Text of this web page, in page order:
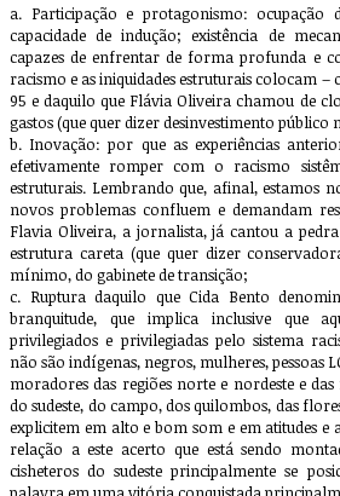
a. Participação e protagonismo: ocupação
capacidade de indução; existência de
capazes de enfrentar de forma profunda e
racismo e as iniquidades estruturais colocam –
95 e daquilo que Flávia Oliveira chamou de
gastos (que quer dizer desinvestimento público
b. Inovação: por que as experiências
efetivamente romper com o racismo
estruturais. Lembrando que, afinal, estamos
novos problemas confluem e demandam
Flavia Oliveira, a jornalista, já cantou a
estrutura careta (que quer dizer
mínimo, do gabinete de transição;
c. Ruptura daquilo que Cida Bento
branquitude, que implica inclusive que
privilegiados e privilegiadas pelo sistema
não são indígenas, negros, mulheres, pessoas
moradores das regiões norte e nordeste e
do sudeste, do campo, dos quilombos, das
explicitem em alto e bom som e em atitudes e
relação a este acerto que está sendo
cisheteros do sudeste principalmente se